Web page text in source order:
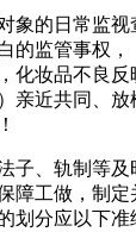
的日常监视
的监管事权
化妆品不良
亲近共同、
、轨制等及
障工做，制
划分应以下